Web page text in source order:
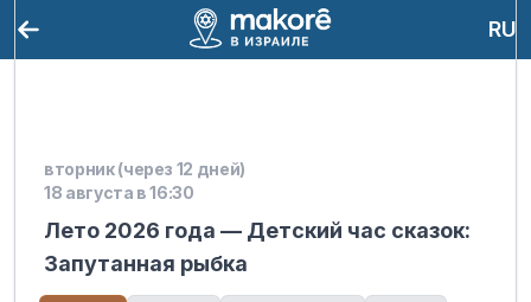
RU
вторник (через 12 дней)
18 августа в 16:30
Лето 2026 года — Детский час сказок:
Запутанная рыбка